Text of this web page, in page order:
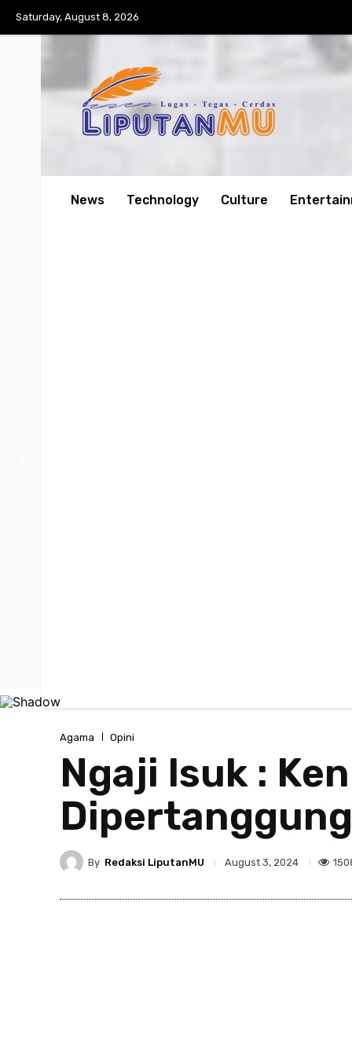
Saturday, August 8, 2026
News Technology Culture
Agama Opini
Ngaji Isuk :
By Redaksi LiputanMU August 3, 2024